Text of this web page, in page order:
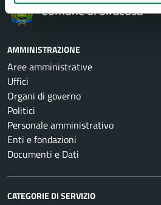
Comune di Siracusa
AMMINISTRAZIONE
Aree amministrative
Uffici
Organi di governo
Politici
Personale amministrativo
Enti e fondazioni
Documenti e Dati
CATEGORIE DI SERVIZIO